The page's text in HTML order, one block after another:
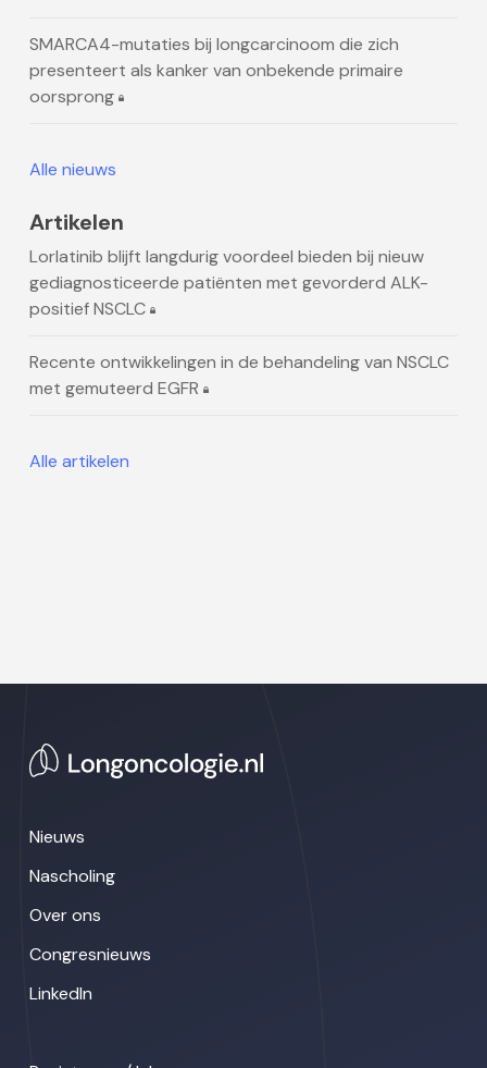
SMARCA4-mutaties bij longcarcinoom die zich
presenteert als kanker van onbekende primaire
oorsprong
Alle nieuws
Artikelen
Lorlatinib blijft langdurig voordeel bieden bij nieuw
gediagnosticeerde patiënten met gevorderd ALK-
positief NSCLC
Recente ontwikkelingen in de behandeling van NSCLC
met gemuteerd EGFR
Alle artikelen
Nieuws
Nascholing
Over ons
Congresnieuws
LinkedIn